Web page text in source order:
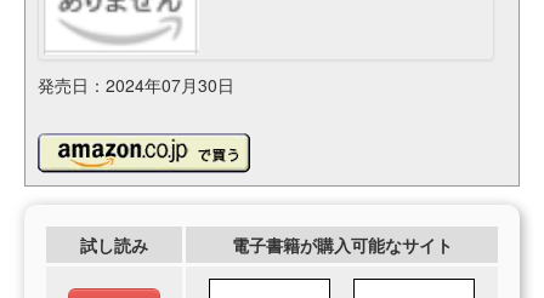
発売日：2024年07月30日
試し読み 電子書籍が購入可能なサイト